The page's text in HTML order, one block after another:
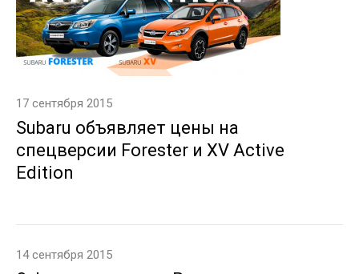
17 сентября 2015
Subaru объявляет цены на
спецверсии Forester и XV Active
Edition
14 сентября 2015